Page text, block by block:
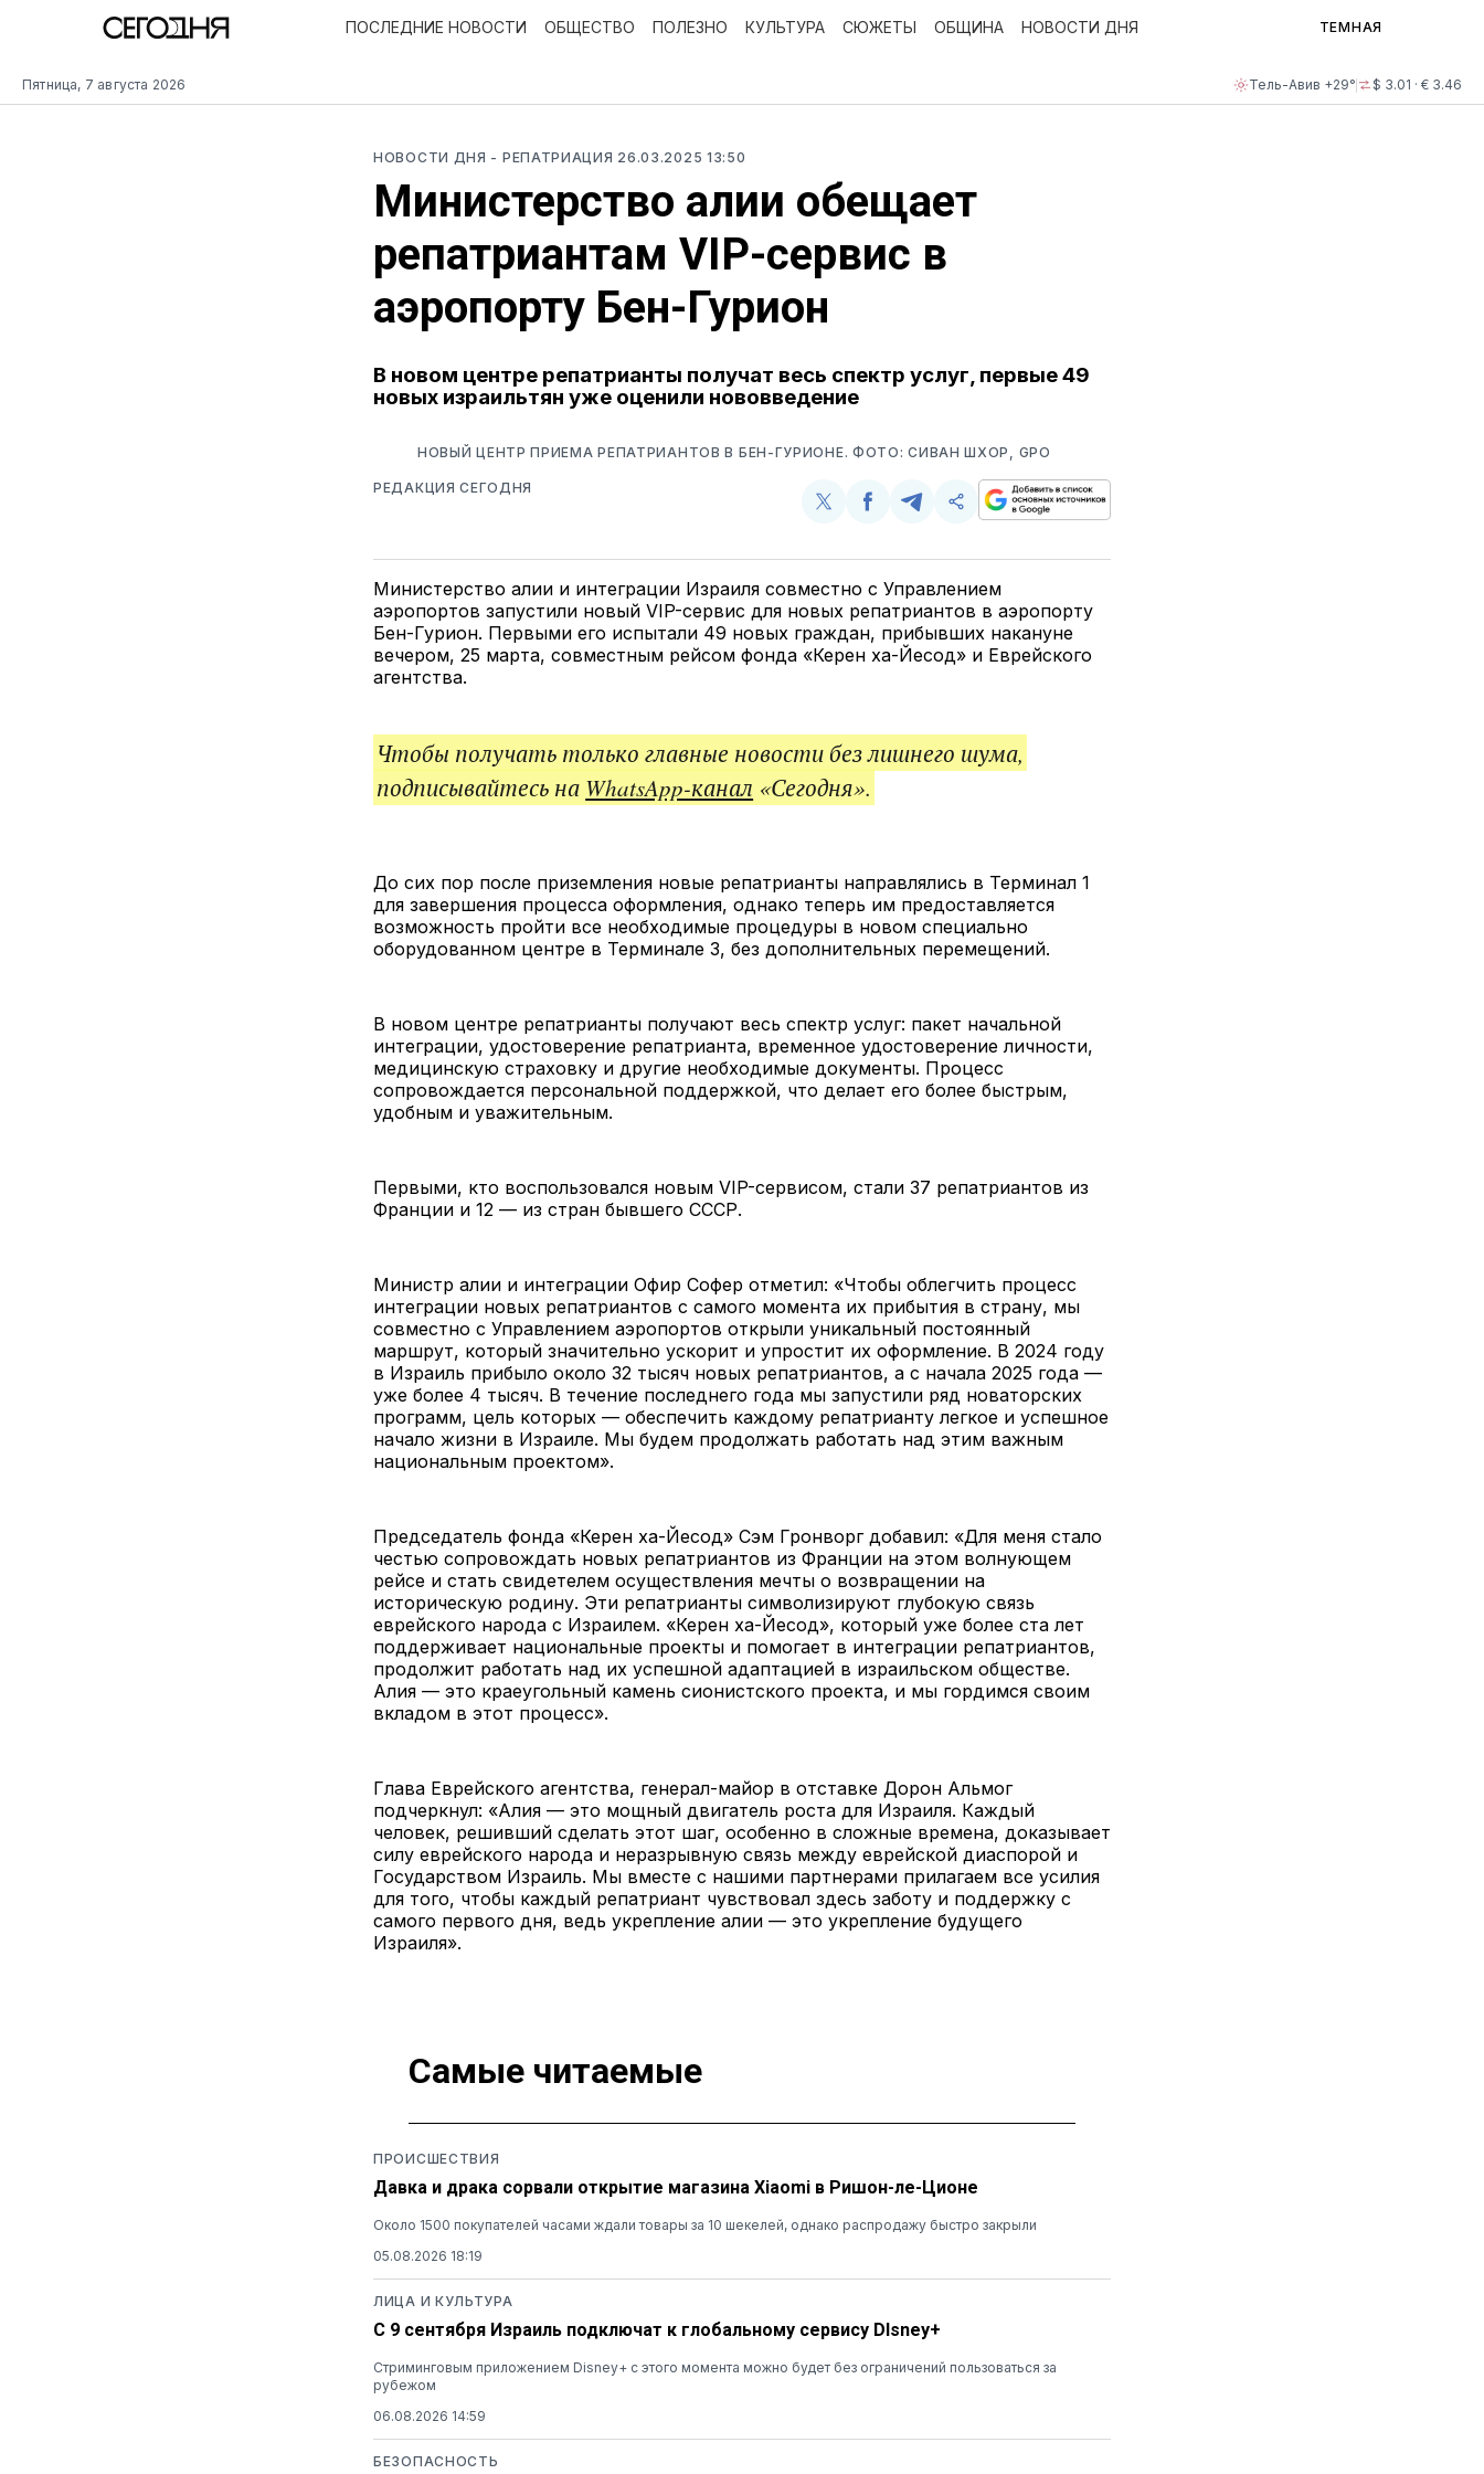
Пятница, 7 августа 2026 Тель-Авив +29° $ 3.01 · € 3.46
ПОСЛЕДНИЕ НОВОСТИ ОБЩЕСТВО ПОЛЕЗНО КУЛЬТУРА СЮЖЕТЫ ОБЩИНА НОВОСТИ ДНЯ ТЕМНАЯ
НОВОСТИ ДНЯ - РЕПАТРИАЦИЯ 26.03.2025 13:50
Министерство алии обещает
репатриантам VIP-сервис в
аэропорту Бен-Гурион
В новом центре репатрианты получат весь спектр услуг, первые 49
новых израильтян уже оценили нововведение
НОВЫЙ ЦЕНТР ПРИЕМА РЕПАТРИАНТОВ В БЕН-ГУРИОНЕ. ФОТО: СИВАН ШХОР, GPO
РЕДАКЦИЯ СЕГОДНЯ
Поделиться
Twitter
Поделиться
Facebook
Поделиться
Telegram
Скопируйте
поделитесь
Министерство алии и интеграции Израиля совместно с Управлением
аэропортов запустили новый VIP-сервис для новых репатриантов в аэропорту
Бен-Гурион. Первыми его испытали 49 новых граждан, прибывших накануне
вечером, 25 марта, совместным рейсом фонда «Керен ха-Йесод» и Еврейского
агентства.
Чтобы получать только главные новости без лишнего шума,
подписывайтесь на WhatsApp-канал «Сегодня».
До сих пор после приземления новые репатрианты направлялись в Терминал 1
для завершения процесса оформления, однако теперь им предоставляется
возможность пройти все необходимые процедуры в новом специально
оборудованном центре в Терминале 3, без дополнительных перемещений.
В новом центре репатрианты получают весь спектр услуг: пакет начальной
интеграции, удостоверение репатрианта, временное удостоверение личности,
медицинскую страховку и другие необходимые документы. Процесс
сопровождается персональной поддержкой, что делает его более быстрым,
удобным и уважительным.
Первыми, кто воспользовался новым VIP-сервисом, стали 37 репатриантов из
Франции и 12 — из стран бывшего СССР.
Министр алии и интеграции Офир Софер отметил: «Чтобы облегчить процесс
интеграции новых репатриантов с самого момента их прибытия в страну, мы
совместно с Управлением аэропортов открыли уникальный постоянный
маршрут, который значительно ускорит и упростит их оформление. В 2024 году
в Израиль прибыло около 32 тысяч новых репатриантов, а с начала 2025 года —
уже более 4 тысяч. В течение последнего года мы запустили ряд новаторских
программ, цель которых — обеспечить каждому репатрианту легкое и успешное
начало жизни в Израиле. Мы будем продолжать работать над этим важным
национальным проектом».
Председатель фонда «Керен ха-Йесод» Сэм Гронворг добавил: «Для меня стало
честью сопровождать новых репатриантов из Франции на этом волнующем
рейсе и стать свидетелем осуществления мечты о возвращении на
историческую родину. Эти репатрианты символизируют глубокую связь
еврейского народа с Израилем. «Керен ха-Йесод», который уже более ста лет
поддерживает национальные проекты и помогает в интеграции репатриантов,
продолжит работать над их успешной адаптацией в израильском обществе.
Алия — это краеугольный камень сионистского проекта, и мы гордимся своим
вкладом в этот процесс».
Глава Еврейского агентства, генерал-майор в отставке Дорон Альмог
подчеркнул: «Алия — это мощный двигатель роста для Израиля. Каждый
человек, решивший сделать этот шаг, особенно в сложные времена, доказывает
силу еврейского народа и неразрывную связь между еврейской диаспорой и
Государством Израиль. Мы вместе с нашими партнерами прилагаем все усилия
для того, чтобы каждый репатриант чувствовал здесь заботу и поддержку с
самого первого дня, ведь укрепление алии — это укрепление будущего
Израиля».
Самые читаемые
ПРОИСШЕСТВИЯ
Давка и драка сорвали открытие магазина Xiaomi в Ришон-ле-Ционе
Около 1500 покупателей часами ждали товары за 10 шекелей, однако распродажу быстро закрыли
05.08.2026 18:19
ЛИЦА И КУЛЬТУРА
С 9 сентября Израиль подключат к глобальному сервису DIsney+
Стриминговым приложением Disney+ с этого момента можно будет без ограничений пользоваться за
рубежом
06.08.2026 14:59
БЕЗОПАСНОСТЬ